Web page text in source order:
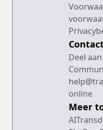
Deel
online
Meer